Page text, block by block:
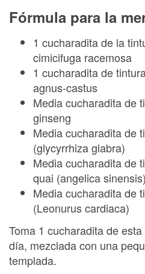
Fórmula para la
1 cucharadita de la
cimicifuga racemosa
1 cucharadita de
agnus-castus
Media cucharadita de
ginseng
Media cucharadita de
(glycyrrhiza glabra)
Media cucharadita de
quai (angelica sinensis)
Media cucharadita de
(Leonurus cardiaca)
Toma 1 cucharadita de
día, mezclada con una
templada.